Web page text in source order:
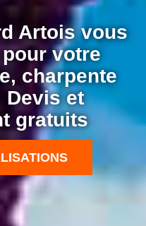
Artois vous
votre
charpente
Devis et
gratuits